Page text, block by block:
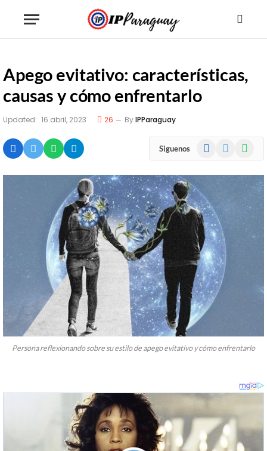
Apego evitativo: características,
causas y cómo enfrentarlo
Updated: 16 abril, 2023 26 ByIPParaguay
Siguenos Facebook
Persona reflexionando sobre su estilo de apego evitativo y cómo enfrentarlo